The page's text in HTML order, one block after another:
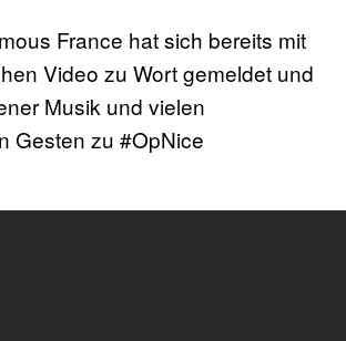
France hat sich bereits mit
Video zu Wort gemeldet und
Musik und vielen
Gesten zu #OpNice